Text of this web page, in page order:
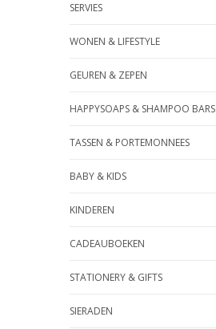
SERVIES
WONEN & LIFESTYLE
GEUREN & ZEPEN
HAPPYSOAPS & SHAMPOO BARS
TASSEN & PORTEMONNEES
BABY & KIDS
KINDEREN
CADEAUBOEKEN
STATIONERY & GIFTS
SIERADEN